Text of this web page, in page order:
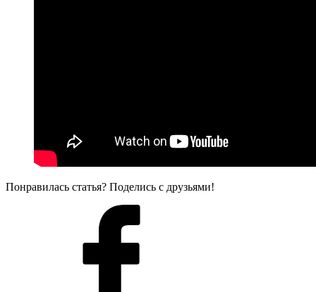
Понравилась статья? Поделись с друзьями!